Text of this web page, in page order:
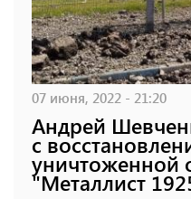
07 июня, 2022 - 21:20
Андрей
с
уничтоженной
"Металлист